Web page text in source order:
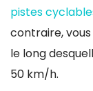
pistes
contraire,
le long
50 km/h.